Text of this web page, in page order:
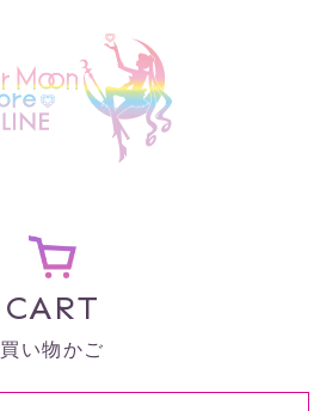
CART
買い物かご